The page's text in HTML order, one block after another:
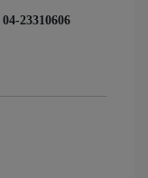
04-23310606